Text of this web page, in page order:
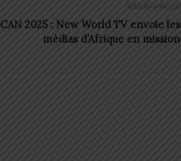
Article suivant
CAN 2025 : New World TV envoie les
médias d’Afrique en mission